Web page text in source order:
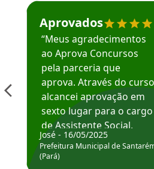
Estudante José recomenda o
Aprovados
“Meus agradecimentos
ao Aprova Concursos
pela parceria que
aprova. Através do curso
alcancei aprovação em
sexto lugar para o cargo
de Assistente Social.
Hoje estou atuando na
Prefeitura de Santarém.
José - 16/05/2025
Prefeitura Municipal de
(Pará)